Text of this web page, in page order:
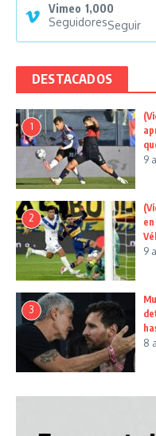
Vimeo 1,000
SeguidoresSeguir
DESTACADOS
1
9
2
9
3
8